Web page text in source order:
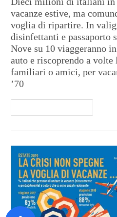
vacanze estive, ma
voglia di ripartire. In
disinfettanti e passaporto
Nove su 10 viaggeranno
auto e riscoprendo a
familiari o amici, per
’70